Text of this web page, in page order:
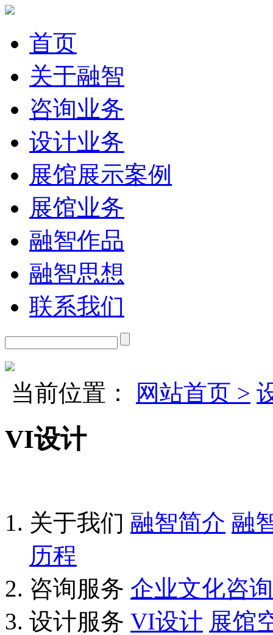
首页
关于融智
咨询业务
设计业务
展馆展示案例
展馆业务
融智作品
融智思想
联系我们
当前位置： 网站首页 >
VI设计
关于我们 融智简介 融
历程
咨询服务 企业文化咨询
设计服务 VI设计 展馆